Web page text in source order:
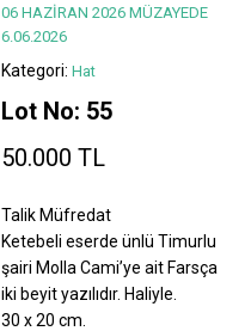
06 HAZİRAN 2026 MÜZAYEDE
6.06.2026
Kategori: Hat
Lot No: 55
50.000 TL
Talik Müfredat
Ketebeli eserde ünlü Timurlu
şairi Molla Cami’ye ait Farsça
iki beyit yazılıdır. Haliyle.
30 x 20 cm.